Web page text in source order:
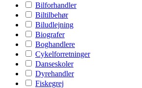
Bilforhandler
Biltilbehør
Biludlejning
Biografer
Boghandlere
Cykelforretninger
Danseskoler
Dyrehandler
Fiskegrej